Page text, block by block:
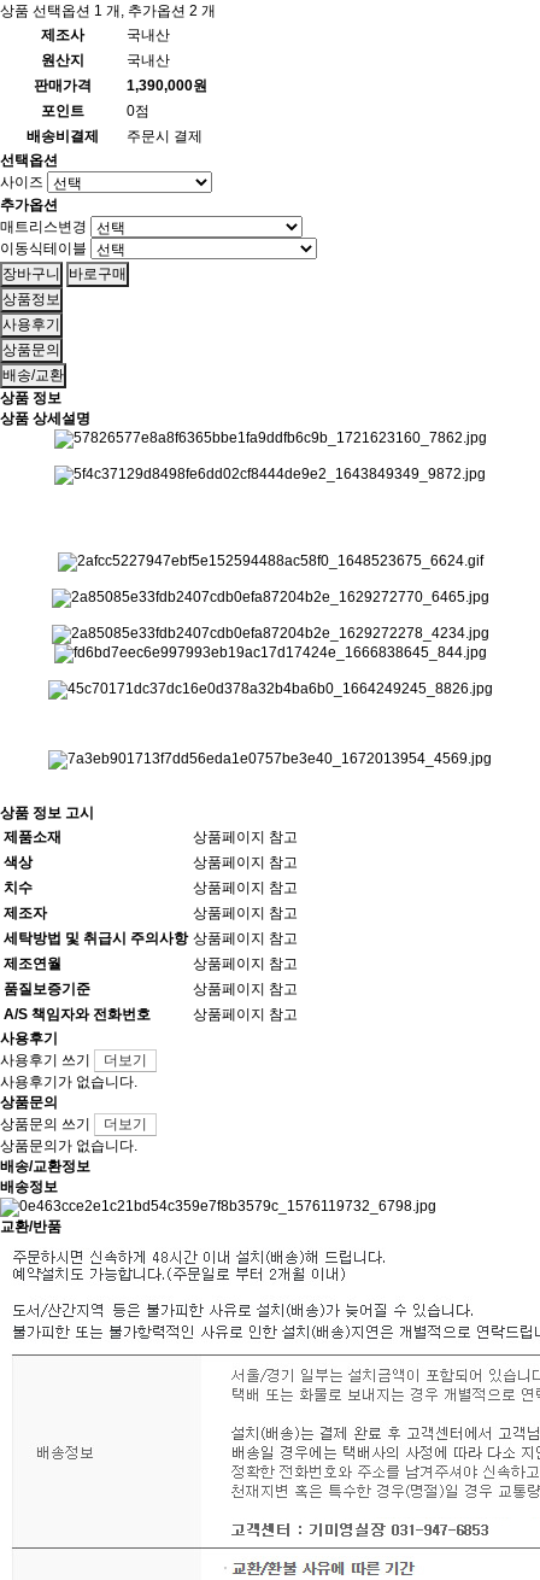
상품 선택옵션 1 개, 추가옵션 2 개
제조사
국내산
원산지
국내산
판매가격
1,390,000원
포인트
0점
배송비결제
주문시 결제
선택옵션
사이즈
추가옵션
매트리스변경
이동식테이블
상품정보
사용후기
상품문의
배송/교환
상품 정보
상품 상세설명
상품 정보 고시
제품소재
상품페이지 참고
색상
상품페이지 참고
치수
상품페이지 참고
제조자
상품페이지 참고
세탁방법 및 취급시 주의사항 상품페이지 참고
제조연월
상품페이지 참고
품질보증기준
상품페이지 참고
A/S 책임자와 전화번호
상품페이지 참고
사용후기
사용후기 쓰기
더보기
사용후기가 없습니다.
상품문의
상품문의 쓰기
더보기
상품문의가 없습니다.
배송/교환정보
배송정보
교환/반품